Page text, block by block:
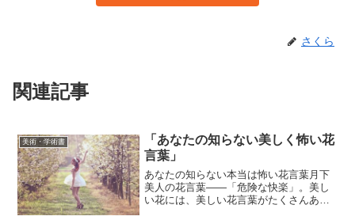
さくら
関連記事
美術・学術書
「あなたの知らない美しく怖い花
言葉」
あなたの知らない本当は怖い花言葉月下
美人の花言葉――「危険な快楽」。美し
い花には、美しい花言葉がたくさんあり